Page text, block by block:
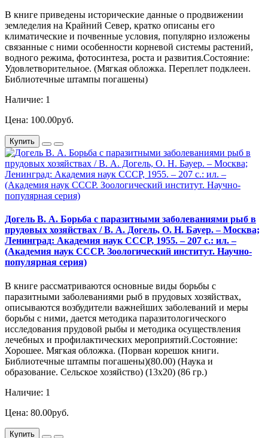
В книге приведены исторические данные о продвижении
земледелия на Крайний Север, кратко описаны его
климатические и почвенные условия, популярно изложены
связанные с ними особенности корневой системы растений,
водного режима, фотосинтеза, роста и развития.Состояние:
Удовлетворительное. (Мягкая обложка. Переплет подклеен.
Библиотечные штампы погашены)
Наличие: 1
Цена: 100.00руб.
Купить
Догель В. А. Борьба с паразитными заболеваниями рыб в
прудовых хозяйствах / В. А. Догель, О. Н. Бауер. – Москва;
Ленинград: Академия наук СССР, 1955. – 207 с.: ил. –
(Академия наук СССР. Зоологический институт. Научно-
популярная серия)
В книге рассматриваются основные виды борьбы с
паразитными заболеваниями рыб в прудовых хозяйствах,
описываются возбудители важнейших заболеваний и меры
борьбы с ними, дается методика паразитологического
исследования прудовой рыбы и методика осуществления
лечебных и профилактических мероприятий.Состояние:
Хорошее. Мягкая обложка. (Порван корешок книги.
Библиотечные штампы погашены)(80.00) (Наука и
образование. Сельское хозяйство) (13х20) (86 гр.)
Наличие: 1
Цена: 80.00руб.
Купить